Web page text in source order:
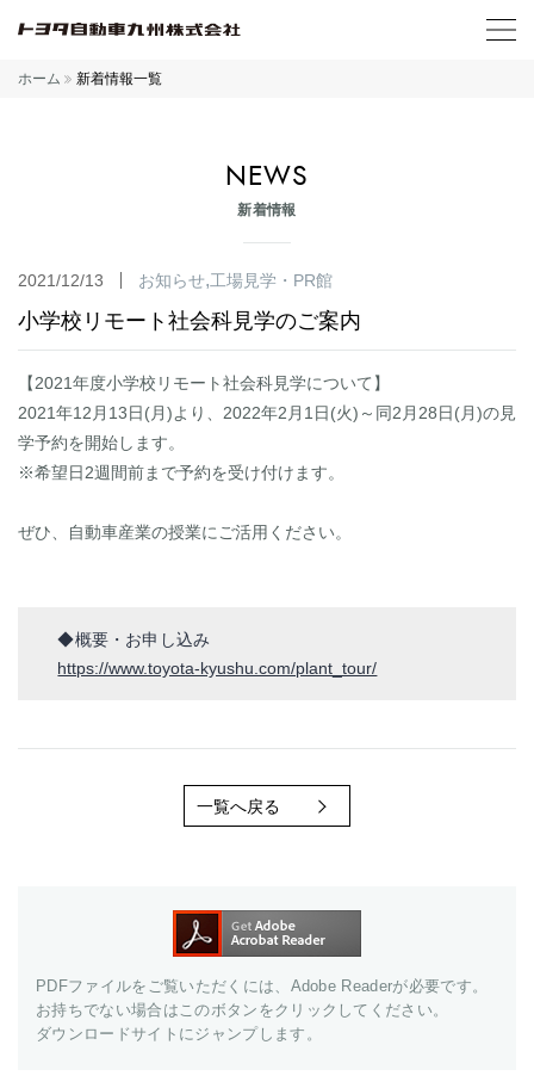
ホーム 新着情報一覧
NEWS
新着情報
2021/12/13 お知らせ 工場見学・PR館
小学校リモート社会科見学のご案内
【2021年度小学校リモート社会科見学について】
2021年12月13日(月)より、2022年2月1日(火)～同2月28日(月)の見
学予約を開始します。
※希望日2週間前まで予約を受け付けます。
ぜひ、自動車産業の授業にご活用ください。
◆概要・お申し込み
https://www.toyota-kyushu.com/plant_tour/
一覧へ戻る
PDFファイルをご覧いただくには、Adobe Readerが必要です。
お持ちでない場合はこのボタンをクリックしてください。
ダウンロードサイトにジャンプします。